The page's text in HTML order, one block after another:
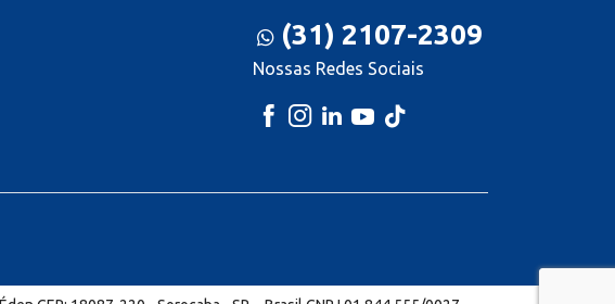
(31) 2107-2309
Nossas Redes Sociais